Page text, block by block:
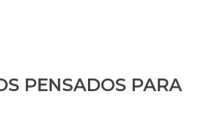
PENSADOS PARA